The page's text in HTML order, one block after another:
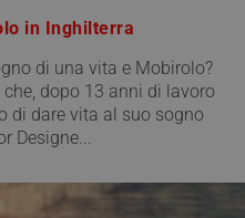
in Inghilterra
di una vita e Mobirolo?
dopo 13 anni di lavoro
di dare vita al suo sogno
Designe...